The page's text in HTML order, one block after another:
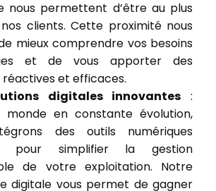
nous permettent d’être au plus
clients. Cette proximité nous
mieux comprendre vos besoins
et de vous apporter des
réactives et efficaces.
digitales innovantes :
monde en constante évolution,
des outils numériques
pour simplifier la gestion
de votre exploitation. Notre
digitale vous permet de gagner